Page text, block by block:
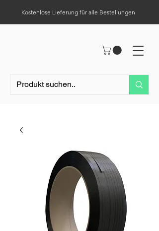
Kostenlose Lieferung für alle Bestellungen